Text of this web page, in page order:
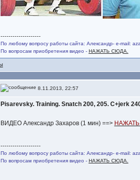
--------------------
По любому вопросу работы сайта: Александр- e-mail:
По вопросам приобретения видео - НАЖАТЬ СЮДА.
8.11.2013, 22:57
Pisarevsky. Training. Snatch 200, 205. С+jerk
ВИДЕО Александр Захаров (1 мин) ==>
--------------------
По любому вопросу работы сайта: Александр- e-mail:
По вопросам приобретения видео - НАЖАТЬ СЮДА.